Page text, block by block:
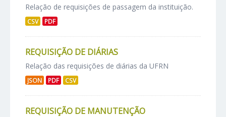
Relação de requisições de passagem da instituição.
CSV PDF
REQUISIÇÃO DE DIÁRIAS
Relação das requisições de diárias da UFRN
JSON PDF CSV
REQUISIÇÃO DE MANUTENÇÃO